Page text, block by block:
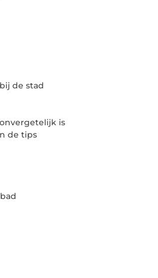
de stad
is
de tips